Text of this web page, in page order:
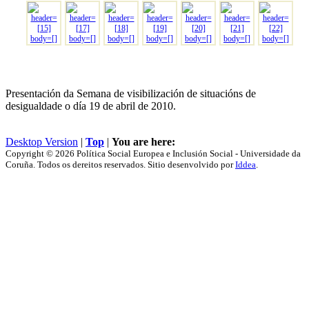
Presentación da Semana de visibilización de situacións de
desigualdade o día 19 de abril de 2010.
Desktop Version | Top | You are here:
Copyright © 2026 Política Social Europea e Inclusión Social - Universidade da
Coruña. Todos os dereitos reservados. Sitio desenvolvido porIddea